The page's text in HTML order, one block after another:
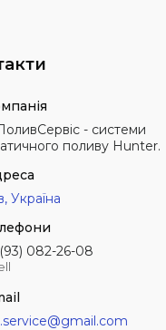
- cистеми
поливу Hunter.
Україна
082-26-08